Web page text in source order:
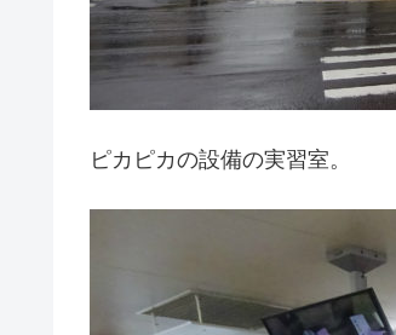
ピカピカの設備の実習室。